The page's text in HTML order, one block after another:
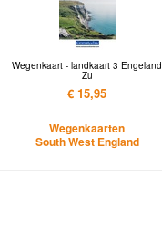
Wegenkaart - landkaart 3 Engeland
Zu
€ 15,95
Wegenkaarten
South West England